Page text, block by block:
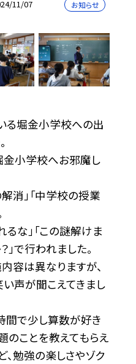
11/07 お知らせ
る堀金小学校への出
小学校へお邪魔し
消」「中学校の授業
な」「この謎解けま
」で行われました。
容は異なりますが、
声が聞こえてきまし
間で少し算数が好き
のことを教えてもらえ
、勉強の楽しさやゾク